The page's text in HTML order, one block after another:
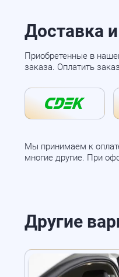
Доставка
Приобретенные в
заказа. Оплатить
Мы принимаем к
многие другие. При
Другие